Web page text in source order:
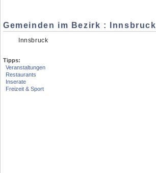
Gemeinden im Bezirk : Innsbruck
Innsbruck
Tipps:
Veranstaltungen
Restaurants
Inserate
Freizeit & Sport